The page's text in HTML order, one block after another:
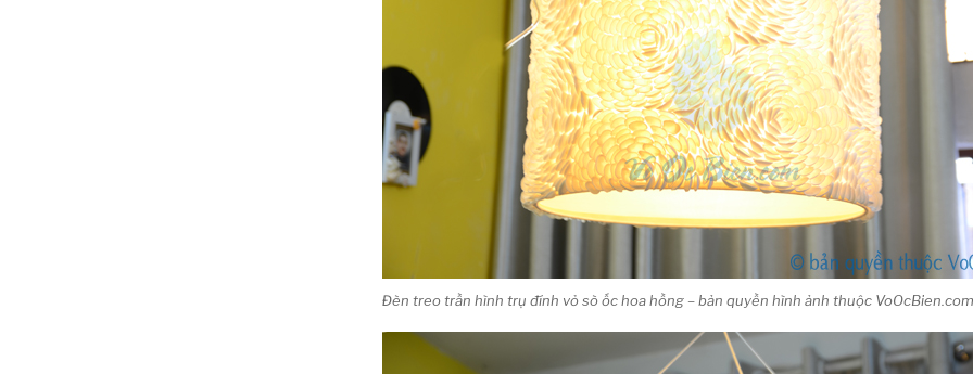
Đèn treo trần hình trụ đính vỏ sò ốc hoa hồng – bản quyền hình ảnh thuộc VoOcBien.com